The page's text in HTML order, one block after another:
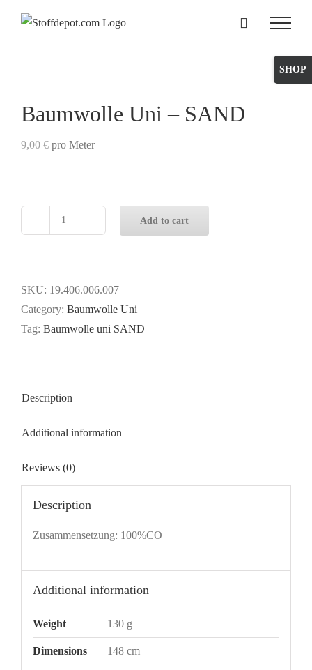
Baumwolle Uni – SAND
9,00 € pro Meter
SAND
quantity
Add to cart
SKU: 19.406.006.007
Category: Baumwolle Uni
Tag: Baumwolle uni SAND
Description
Additional information
Reviews (0)
Description
Zusammensetzung: 100%CO
Additional information
Weight 130 g
Dimensions 148 cm
Toggle
Sliding